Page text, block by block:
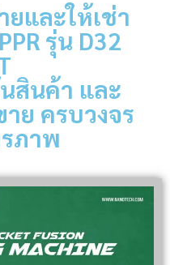
ยและให้เช่า
รุ่น D32
สินค้า และ
ย ครบวงจร
ภาพ